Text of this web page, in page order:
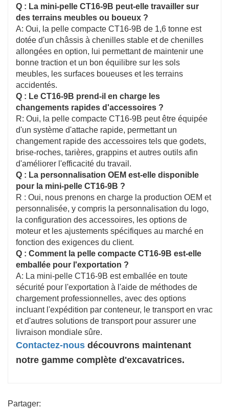
Q : La mini-pelle CT16-9B peut-elle travailler sur
des terrains meubles ou boueux ?
A: Oui, la pelle compacte CT16-9B de 1,6 tonne est
dotée d'un châssis à chenilles stable et de chenilles
allongées en option, lui permettant de maintenir une
bonne traction et un bon équilibre sur les sols
meubles, les surfaces boueuses et les terrains
accidentés.
Q : Le CT16-9B prend-il en charge les
changements rapides d'accessoires ?
R: Oui, la pelle compacte CT16-9B peut être équipée
d'un système d'attache rapide, permettant un
changement rapide des accessoires tels que godets,
brise-roches, tarières, grappins et autres outils afin
d'améliorer l'efficacité du travail.
Q : La personnalisation OEM est-elle disponible
pour la mini-pelle CT16-9B ?
R : Oui, nous prenons en charge la production OEM et
personnalisée, y compris la personnalisation du logo,
la configuration des accessoires, les options de
moteur et les ajustements spécifiques au marché en
fonction des exigences du client.
Q : Comment la pelle compacte CT16-9B est-elle
emballée pour l'exportation ?
A: La mini-pelle CT16-9B est emballée en toute
sécurité pour l'exportation à l'aide de méthodes de
chargement professionnelles, avec des options
incluant l'expédition par conteneur, le transport en vrac
et d'autres solutions de transport pour assurer une
livraison mondiale sûre.
Contactez-nous découvrons maintenant
notre gamme complète d'excavatrices.
Partager: